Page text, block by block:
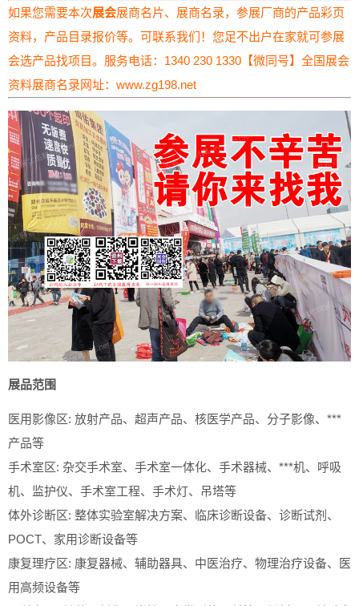
如果您需要本次展会展商名片、展商名录，参展厂商的产品彩页
资料，产品目录报价等。可联系我们！您足不出户在家就可参展
会选产品找项目。服务电话：1340 230 1330【微同号】全国展会
资料展商名录网址： www.zg198.net
展品范围
医用影像区: 放射产品、超声产品、核医学产品、分子影像、***
产品等
手术室区: 杂交手术室、手术室一体化、手术器械、***机、呼吸
机、监护仪、手术室工程、手术灯、吊塔等
体外诊断区: 整体实验室解决方案、临床诊断设备、诊断试剂、
POCT、家用诊断设备等
康复理疗区: 康复器械、辅助器具、中医治疗、物理治疗设备、医
用高频设备等